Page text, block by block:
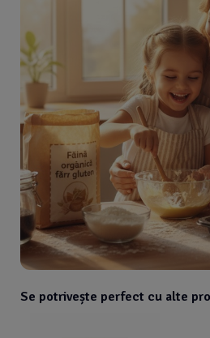
Se potrivește perfect cu alte